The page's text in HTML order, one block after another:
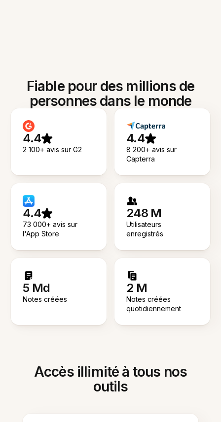
Fiable pour des millions de
personnes dans le monde
4.4
2 100+ avis sur G2
4.4
8 200+ avis sur
Capterra
4.4
73 000+ avis sur
l'App Store
248 M
Utilisateurs
enregistrés
5 Md
Notes créées
2 M
Notes créées
quotidiennement
Accès illimité à tous nos
outils